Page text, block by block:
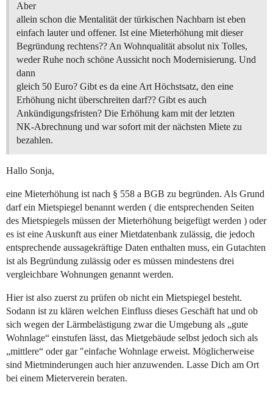
Aber
allein schon die Mentalität der türkischen Nachbarn ist eben
einfach lauter und offener. Ist eine Mieterhöhung mit dieser
Begründung rechtens?? An Wohnqualität absolut nix Tolles,
weder Ruhe noch schöne Aussicht noch Modernisierung. Und
dann
gleich 50 Euro? Gibt es da eine Art Höchstsatz, den eine
Erhöhung nicht überschreiten darf?? Gibt es auch
Ankündigungsfristen? Die Erhöhung kam mit der letzten
NK-Abrechnung und war sofort mit der nächsten Miete zu
bezahlen.
Hallo Sonja,
eine Mieterhöhung ist nach § 558 a BGB zu begründen. Als Grund
darf ein Mietspiegel benannt werden ( die entsprechenden Seiten
des Mietspiegels müssen der Mieterhöhung beigefügt werden ) oder
es ist eine Auskunft aus einer Mietdatenbank zulässig, die jedoch
entsprechende aussagekräftige Daten enthalten muss, ein Gutachten
ist als Begründung zulässig oder es müssen mindestens drei
vergleichbare Wohnungen genannt werden.
Hier ist also zuerst zu prüfen ob nicht ein Mietspiegel besteht.
Sodann ist zu klären welchen Einfluss dieses Geschäft hat und ob
sich wegen der Lärmbelästigung zwar die Umgebung als „gute
Wohnlage“ einstufen lässt, das Mietgebäude selbst jedoch sich als
„mittlere“ oder gar "einfache Wohnlage erweist. Möglicherweise
sind Mietminderungen auch hier anzuwenden. Lasse Dich am Ort
bei einem Mieterverein beraten.